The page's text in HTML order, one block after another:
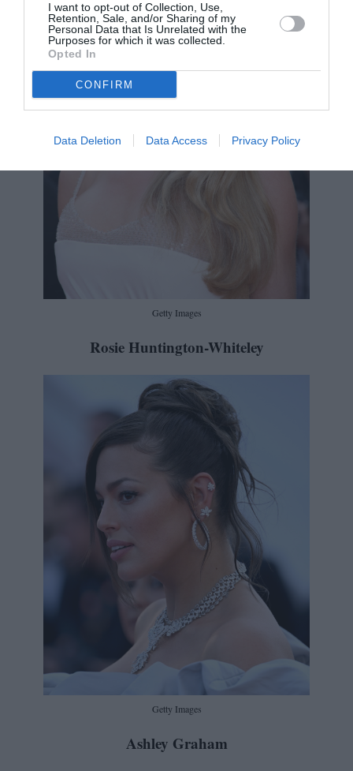
I want to opt-out of Collection, Use,
Retention, Sale, and/or Sharing of my
Personal Data that Is Unrelated with the
Purposes for which it was collected.
Opted In
CONFIRM
Data Deletion Data Access Privacy Policy
Getty Images
Rosie Huntington-Whiteley
Getty Images
Ashley Graham